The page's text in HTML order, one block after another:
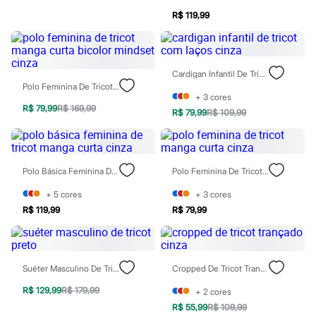
Botas
Chinelos
Sapatos
Sandálias e Papetes
Tênis
Acessórios
Camisetas
Calças
Regatas
Cuecas
Meias
Pijamas
Moda praia
Personagens
Blusas e Camisetas
Calças
Camisas
R$ 119,99
Polo Feminina De Tricot Manga Curta Bicolor Mindset Cinza
R$ 79,99R$ 169,99
Cardigan Infantil De Tricot Com Laços Cinza
+ 3 cores
R$ 79,99R$ 109,99
Polo Básica Feminina De Tricot Manga Curta Cinza
+ 5 cores
R$ 119,99
Polo Feminina De Tricot Manga Curta Cinza
+ 3 cores
R$ 79,99
Suéter Masculino De Tricot Preto
R$ 129,99R$ 179,99
Cropped De Tricot Trançado Cinza
+ 2 cores
R$ 55,99R$ 109,99